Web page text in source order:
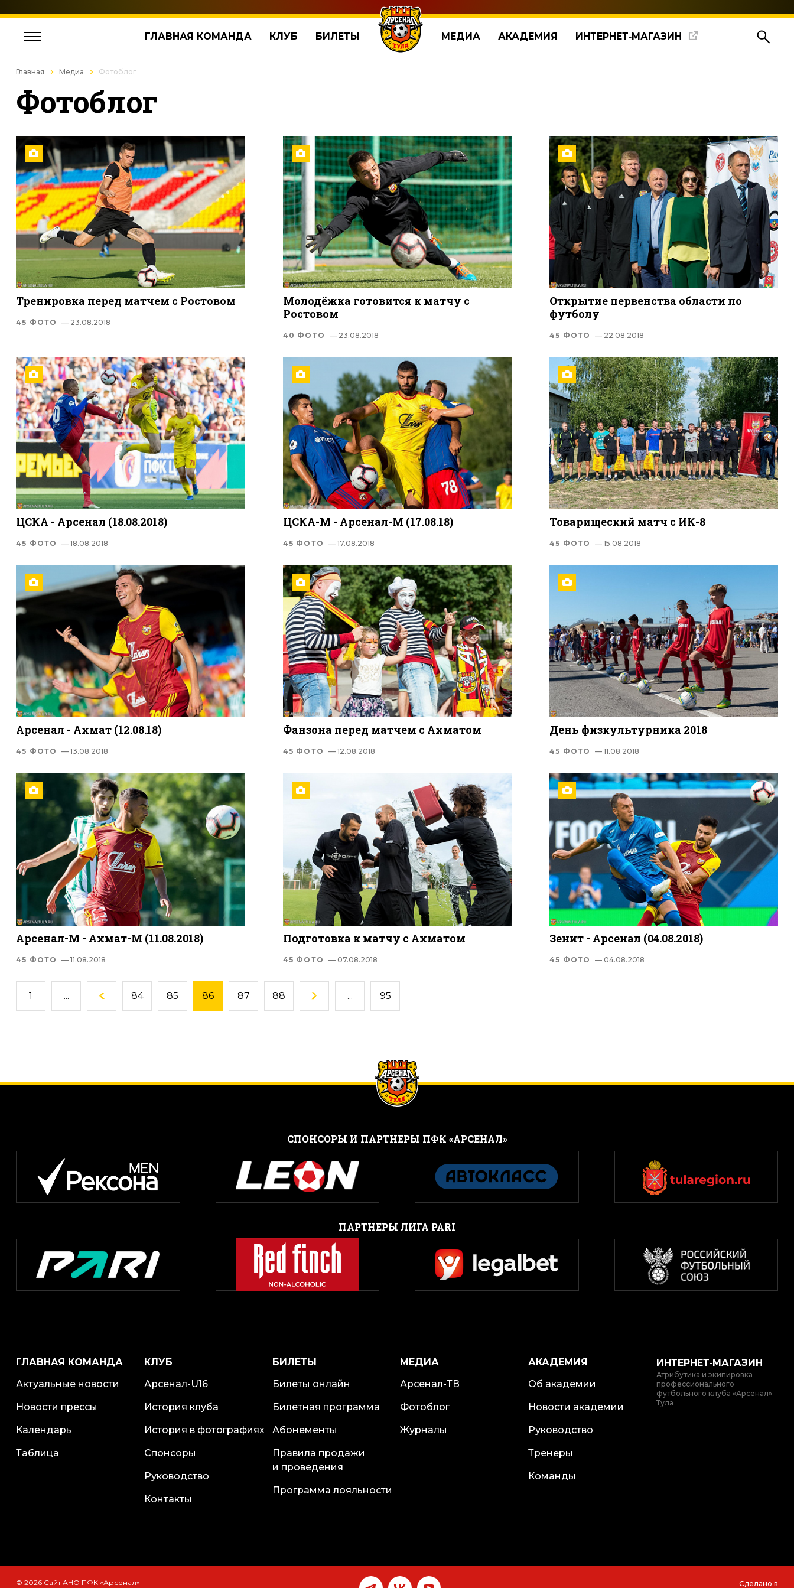
ГЛАВНАЯ КОМАНДА КЛУБ БИЛЕТЫ МЕДИА АКАДЕМИЯ ИНТЕРНЕТ‑МАГАЗИН
Главная Медиа Фотоблог
Фотоблог
Тренировка перед матчем с Ростовом
45 ФОТО — 23.08.2018
Молодёжка готовится к матчу с
Ростовом
40 ФОТО — 23.08.2018
Открытие первенства области по
футболу
45 ФОТО — 22.08.2018
ЦСКА - Арсенал (18.08.2018)
45 ФОТО — 18.08.2018
ЦСКА-М - Арсенал-М (17.08.18)
45 ФОТО — 17.08.2018
Товарищеский матч с ИК-8
45 ФОТО — 15.08.2018
Арсенал - Ахмат (12.08.18)
45 ФОТО — 13.08.2018
Фанзона перед матчем с Ахматом
45 ФОТО — 12.08.2018
День физкультурника 2018
45 ФОТО — 11.08.2018
Арсенал-М - Ахмат-М (11.08.2018)
45 ФОТО — 11.08.2018
Подготовка к матчу с Ахматом
45 ФОТО — 07.08.2018
Зенит - Арсенал (04.08.2018)
45 ФОТО — 04.08.2018
1 ... 84 85 86 87 88 ... 95
CПОНСОРЫ И ПАРТНЕРЫ ПФК «АРСЕНАЛ»
ПАРТНЕРЫ ЛИГА PARI
ГЛАВНАЯ КОМАНДА
Актуальные новости
Новости прессы
Календарь
Таблица
КЛУБ
Арсенал-U16
История клуба
История в фотографиях
Спонсоры
Руководство
Контакты
БИЛЕТЫ
Билеты онлайн
Билетная программа
Абонементы
Правила продажи
и проведения
Программа лояльности
МЕДИА
Арсенал-ТВ
Фотоблог
Журналы
АКАДЕМИЯ
Об академии
Новости академии
Руководство
Тренеры
Команды
ИНТЕРНЕТ‑МАГАЗИН
Атрибутика и экипировка
профессионального
футбольного клуба «Арсенал»
Тула
© 2026 Сайт АНО ПФК «Арсенал» Сделано в